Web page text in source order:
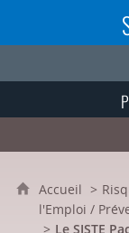
Accueil
l'Emploi /
Le SISTE